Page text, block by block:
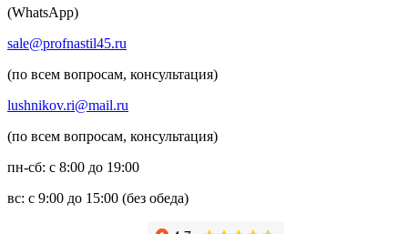
(WhatsApp)
sale@profnastil45.ru
(по всем вопросам, консультация)
lushnikov.ri@mail.ru
(по всем вопросам, консультация)
пн-сб: с 8:00 до 19:00
вс: с 9:00 до 15:00 (без обеда)